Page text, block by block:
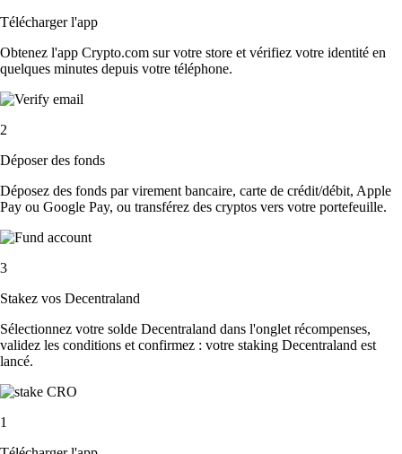
Télécharger l'app
Obtenez l'app Crypto.com sur votre store et vérifiez votre identité en
quelques minutes depuis votre téléphone.
2
Déposer des fonds
Déposez des fonds par virement bancaire, carte de crédit/débit, Apple
Pay ou Google Pay, ou transférez des cryptos vers votre portefeuille.
3
Stakez vos Decentraland
Sélectionnez votre solde Decentraland dans l'onglet récompenses,
validez les conditions et confirmez : votre staking Decentraland est
lancé.
1